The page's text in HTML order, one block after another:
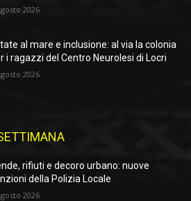
2026
al mare e inclusione: al via la colonia
i ragazzi del Centro Neurolesi di Locri
2026
rifiuti e decoro urbano: nuove
della Polizia Locale
2026